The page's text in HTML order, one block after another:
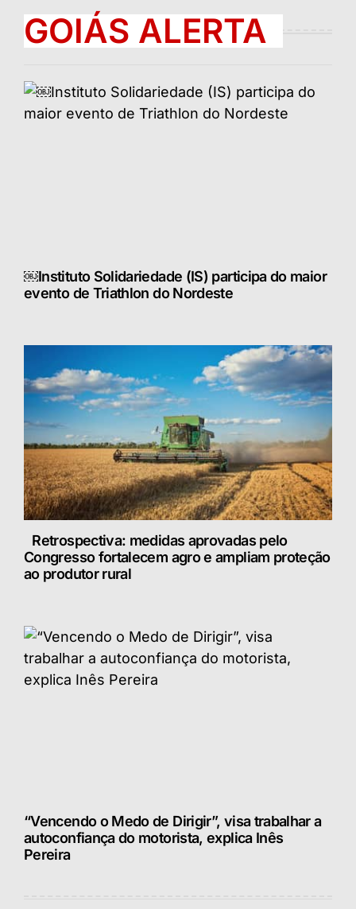
GOIÁS ALERTA
￼Instituto Solidariedade (IS) participa do maior
evento de Triathlon do Nordeste
Retrospectiva: medidas aprovadas pelo
Congresso fortalecem agro e ampliam proteção
ao produtor rural
“Vencendo o Medo de Dirigir”, visa trabalhar a
autoconfiança do motorista, explica Inês
Pereira